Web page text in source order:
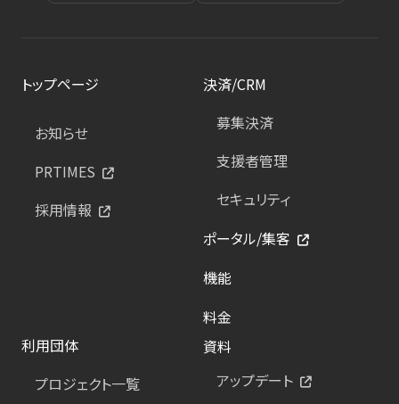
トップページ
お知らせ
PRTIMES
採用情報
決済/CRM
募集決済
支援者管理
セキュリティ
ポータル/集客
機能
料金
利用団体
プロジェクト一覧
資料
アップデート